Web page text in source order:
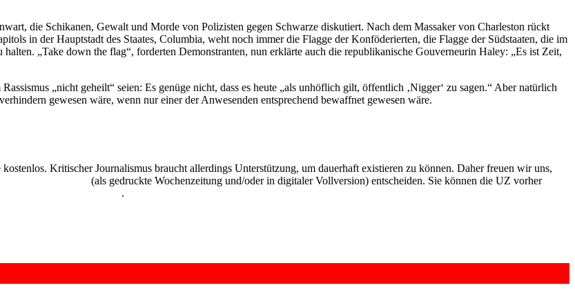
die Schikanen, Gewalt und Morde von Polizisten gegen Schwarze diskutiert. Nach dem Massaker von Charleston rückt
in der Hauptstadt des Staates, Columbia, weht noch immer die Flagge der Konföderierten, die Flagge der Südstaaten, die im
„Take down the flag“, forderten Demonstranten, nun erklärte auch die republikanische Gouverneurin Haley: „Es ist Zeit,
„nicht geheilt“ seien: Es genüge nicht, dass es heute „als unhöflich gilt, öffentlich ‚Nigger‘ zu sagen.“ Aber natürlich
gewesen wäre, wenn nur einer der Anwesenden entsprechend bewaffnet gewesen wäre.
Kritischer Journalismus braucht allerdings Unterstützung, um dauerhaft existieren zu können. Daher freuen wir uns,
(als gedruckte Wochenzeitung und/oder in digitaler Vollversion) entscheiden. Sie können die UZ vorher
.